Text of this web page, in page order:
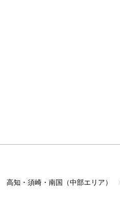
高知・須崎・南国（中部エリア）